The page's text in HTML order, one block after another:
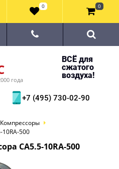
года
ВСЁ для
сжатого
воздуха!
+7 (495) 730-02-90
Компрессоры
10RA-500
CA5.5-10RA-500
0 0